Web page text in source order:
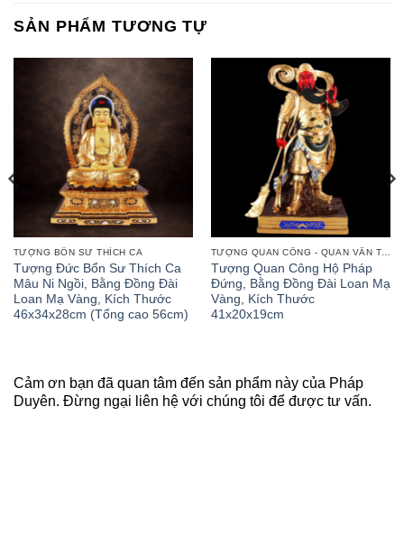
#tuongphat
#diatangvuongbotat
SẢN PHẨM TƯƠNG TỰ
TƯỢNG BỔN SƯ THÍCH CA
Tượng Đức Bổn Sư Thích Ca
Mâu Ni Ngồi, Bằng Đồng Đài
Loan Mạ Vàng, Kích Thước
46x34x28cm (Tổng cao 56cm)
Tượng Quan Công Hộ Pháp
Đứng, Bằng Đồng Đài Loan Mạ
Vàng, Kích Thước
41x20x19cm
Cảm ơn bạn đã quan tâm đến sản phẩm này của Pháp
Duyên. Đừng ngại liên hệ với chúng tôi để được tư vấn.